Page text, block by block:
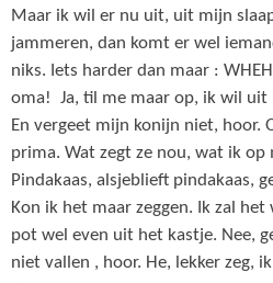
Maar ik wil er nu uit, uit mijn
jammeren, dan komt er wel
niks. Iets harder dan maar :
oma! Ja, til me maar op, ik wil uit
En vergeet mijn konijn niet, hoor.
prima. Wat zegt ze nou, wat ik
Pindakaas, alsjeblieft pindakaas,
Kon ik het maar zeggen. Ik zal
pot wel even uit het kastje. Nee,
niet vallen , hoor. He, lekker zeg,